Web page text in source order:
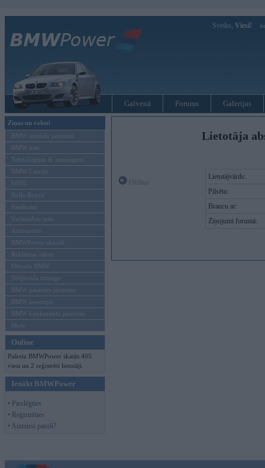
Sveiks, Viesi!
Galvenā Forums Galerijas
Ziņas un raksti
BMW modeļu jaunumi
BMW testi
Tehnoloģijas & sasniegumi
BMW Latvijā
MINI
Rolls-Royce
Pasākumi
Vadāmības tests
Autosports
BMWPower aktuāli
Reklāmas raksti
Mēneša BMW
Sērijveida tūnings
BMW pasaules jaunumi
BMW koncepti
BMW konkurentu jaunumi
Moto
Online
Pašreiz BMWPower skatās 405
viesi un 2 reģistrēti lietotāji.
Ienākt BMWPower
• Pieslēgties
• Reģistrēties
• Aizmirsi paroli?
Lietotāja
Lietotājvārds:
Pilsēta:
Braucu ar:
Ziņojumi forumā: